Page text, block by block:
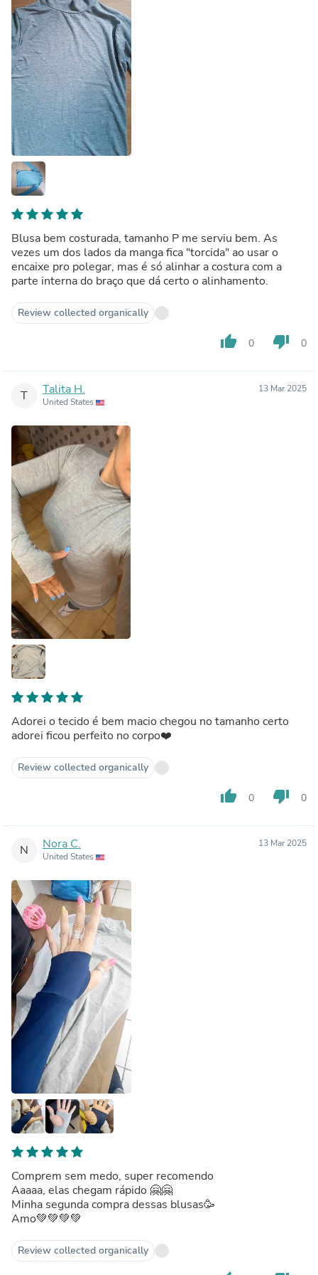
Blusa bem costurada, tamanho P me serviu bem. As
vezes um dos lados da manga fica "torcida" ao usar o
encaixe pro polegar, mas é só alinhar a costura com a
parte interna do braço que dá certo o alinhamento.
Review collected organically
thumb_up 0 thumb_down 0
T Talita H.
United States
13 Mar 2025
Adorei o tecido é bem macio chegou no tamanho certo
adorei ficou perfeito no corpo❤️
Review collected organically
thumb_up 0 thumb_down 0
N Nora C.
United States
13 Mar 2025
Comprem sem medo, super recomendo
Aaaaa, elas chegam rápido 🤗🤗
Minha segunda compra dessas blusas🥳
Amo💚💚💚💚
Review collected organically